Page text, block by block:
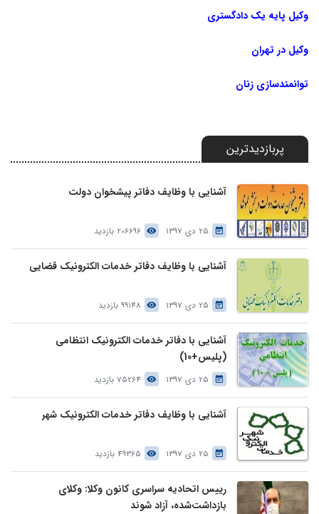
وکیل پایه یک دادگستری
وکیل در تهران
توانمندسازی زنان
پربازدیدترین
آشنایی با وظایف دفاتر پیشخوان دولت
25 دی 1397 206696 بازدید
آشنایی با وظایف دفاتر خدمات الکترونیک قضایی
25 دی 1397 99148 بازدید
آشنایی با دفاتر خدمات الکترونیک انتظامی
(پلیس+10)
25 دی 1397 75264 بازدید
آشنایی با وظایف دفاتر خدمات الکترونیک شهر
25 دی 1397 49365 بازدید
رییس اتحادیه سراسری کانون وکلا: وکلای
بازداشت‌شده، آزاد شوند